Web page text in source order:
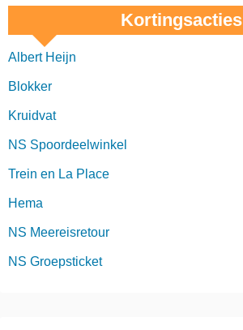
n
g
Kortingsacties
Albert Heijn
Blokker
Kruidvat
NS Spoordeelwinkel
Trein en La Place
Hema
NS Meereisretour
NS Groepsticket